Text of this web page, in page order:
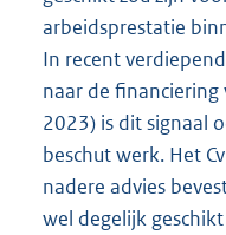
arbeidsprestatie
In recent
naar de
2023) is dit signaal
beschut werk. Het
nadere advies
wel degelijk